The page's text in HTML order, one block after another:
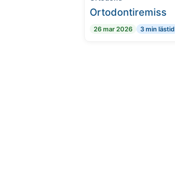
Ortodontiremiss
26 mar 2026 3 min lästid